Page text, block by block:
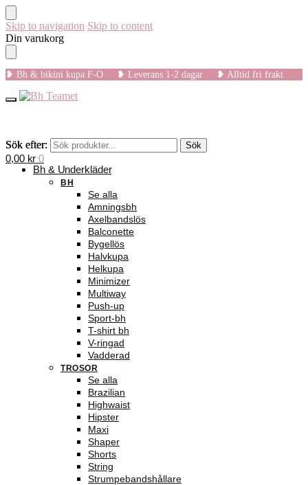
Skip to navigation Skip to content
Din varukorg
❥ Bh & bikini kupa F-O ❥ Leverans 1-2 dagar ❥ Alltid fri frakt
Sök efter: Sök
0,00 kr 0
Sök efter: Sök
Bh & Underkläder
BH
Se alla
Amningsbh
Axelbandslös
Balconette
Bygellös
Halvkupa
Helkupa
Minimizer
Multiway
Push-up
Sport-bh
T-shirt bh
V-ringad
Vadderad
TROSOR
Se alla
Brazilian
Highwaist
Hipster
Maxi
Shaper
Shorts
String
Strumpebandshållare